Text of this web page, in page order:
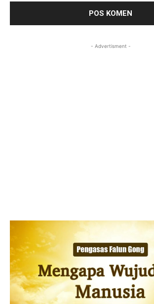
- Advertisment -